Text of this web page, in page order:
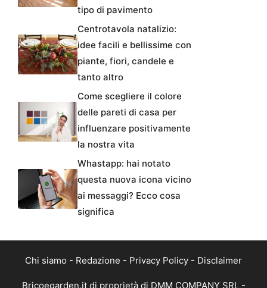
tipo di pavimento
Centrotavola natalizio:
idee facili e bellissime con
piante, fiori, candele e
tanto altro
Come scegliere il colore
delle pareti di casa per
influenzare positivamente
la nostra vita
Whastapp: hai notato
questa nuova icona vicino
ai messaggi? Ecco cosa
significa
Chi siamo - Redazione - Privacy Policy - Disclaimer
Bricoegarden.it di proprietà di DMM COMPANY SRL -